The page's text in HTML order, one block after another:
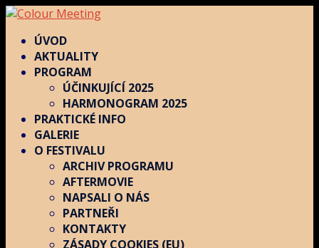
ÚVOD
AKTUALITY
PROGRAM
ÚČINKUJÍCÍ 2025
HARMONOGRAM 2025
PRAKTICKÉ INFO
GALERIE
O FESTIVALU
ARCHIV PROGRAMU
AFTERMOVIE
NAPSALI O NÁS
PARTNEŘI
KONTAKTY
ZÁSADY COOKIES (EU)